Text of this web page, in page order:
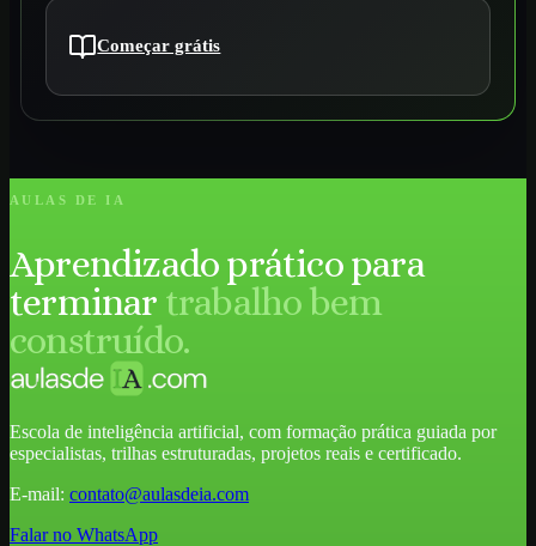
Começar grátis
AULAS DE IA
Aprendizado prático para
terminar trabalho bem
construído.
Escola de inteligência artificial, com formação prática guiada por
especialistas, trilhas estruturadas, projetos reais e certificado.
E-mail: contato@aulasdeia.com
Falar no WhatsApp